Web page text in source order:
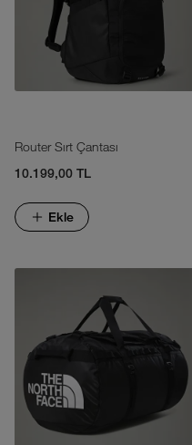
Router Sırt Çantası
10.199,00 TL
Ekle